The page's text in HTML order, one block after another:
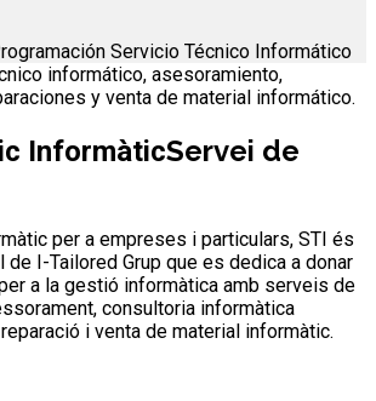
InformàticServei de
per a empreses i particulars, STI és
de I-Tailored Grup que es dedica a donar
a la gestió informàtica amb serveis de
consultoria informàtica
i venta de material informàtic.